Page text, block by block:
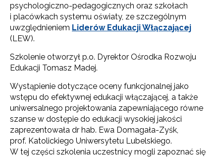
psychologiczno-pedagogicznych oraz szkołach
i placówkach systemu oświaty, ze szczególnym
uwzględnieniem Liderów Edukacji Włączającej
(LEW).
Szkolenie otworzył p.o. Dyrektor Ośrodka Rozwoju
Edukacji Tomasz Madej.
Wystąpienie dotyczące oceny funkcjonalnej jako
wstępu do efektywnej edukacji włączającej, a także
uniwersalnego projektowania zapewniającego równe
szanse w dostępie do edukacji wysokiej jakości
zaprezentowała dr hab. Ewa Domagała-Zyśk,
prof. Katolickiego Uniwersytetu Lubelskiego.
W tej części szkolenia uczestnicy mogli zapoznać się